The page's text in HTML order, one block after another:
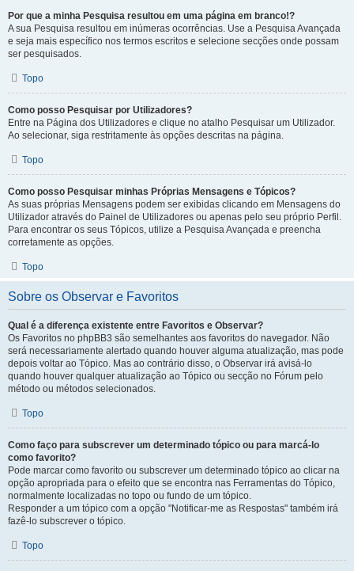
Por que a minha Pesquisa resultou em uma página em branco!?
A sua Pesquisa resultou em inúmeras ocorrências. Use a Pesquisa Avançada
e seja mais específico nos termos escritos e selecione secções onde possam
ser pesquisados.
Topo
Como posso Pesquisar por Utilizadores?
Entre na Página dos Utilizadores e clique no atalho Pesquisar um Utilizador.
Ao selecionar, siga restritamente às opções descritas na página.
Topo
Como posso Pesquisar minhas Próprias Mensagens e Tópicos?
As suas próprias Mensagens podem ser exibidas clicando em Mensagens do
Utilizador através do Painel de Utilizadores ou apenas pelo seu próprio Perfil.
Para encontrar os seus Tópicos, utilize a Pesquisa Avançada e preencha
corretamente as opções.
Topo
Sobre os Observar e Favoritos
Qual é a diferença existente entre Favoritos e Observar?
Os Favoritos no phpBB3 são semelhantes aos favoritos do navegador. Não
será necessariamente alertado quando houver alguma atualização, mas pode
depois voltar ao Tópico. Mas ao contrário disso, o Observar irá avisá-lo
quando houver qualquer atualização ao Tópico ou secção no Fórum pelo
método ou métodos selecionados.
Topo
Como faço para subscrever um determinado tópico ou para marcá-lo
como favorito?
Pode marcar como favorito ou subscrever um determinado tópico ao clicar na
opção apropriada para o efeito que se encontra nas Ferramentas do Tópico,
normalmente localizadas no topo ou fundo de um tópico.
Responder a um tópico com a opção "Notificar-me as Respostas" também irá
fazê-lo subscrever o tópico.
Topo